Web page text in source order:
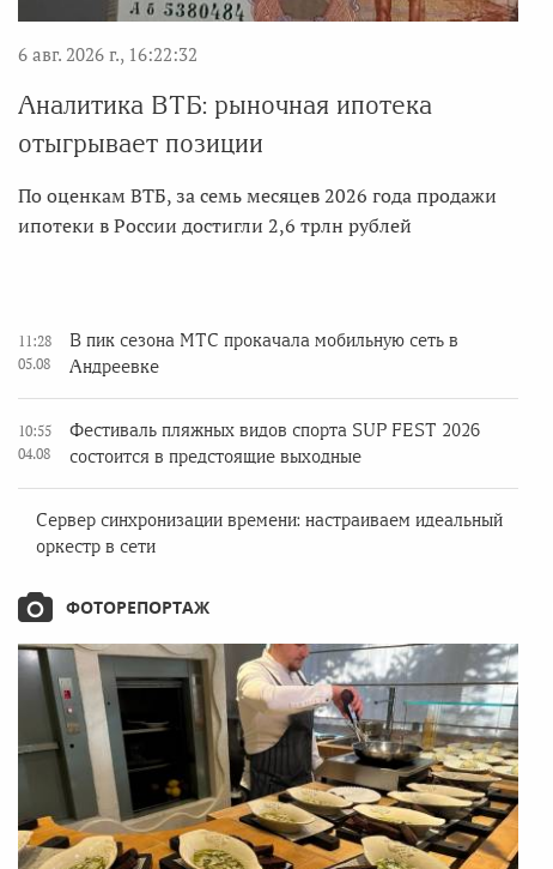
6 авг. 2026 г., 16:22:32
Аналитика ВТБ: рыночная ипотека
отыгрывает позиции
По оценкам ВТБ, за семь месяцев 2026 года продажи
ипотеки в России достигли 2,6 трлн рублей
11:28
05.08
В пик сезона МТС прокачала мобильную сеть в
Андреевке
10:55
04.08
Фестиваль пляжных видов спорта SUP FEST 2026
состоится в предстоящие выходные
Сервер синхронизации времени: настраиваем идеальный
оркестр в сети
ФОТОРЕПОРТАЖ